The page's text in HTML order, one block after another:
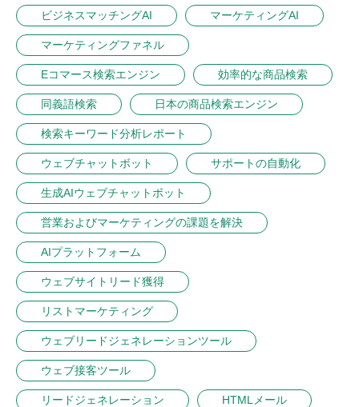
ビジネスマッチングAI マーケティングAI
マーケティングファネル
Eコマース検索エンジン 効率的な商品検索
同義語検索 日本の商品検索エンジン
検索キーワード分析レポート
ウェブチャットボット サポートの自動化
生成AIウェブチャットボット
営業およびマーケティングの課題を解決
AIプラットフォーム
ウェブサイトリード獲得
リストマーケティング
ウェブリードジェネレーションツール
ウェブ接客ツール
リードジェネレーション HTMLメール